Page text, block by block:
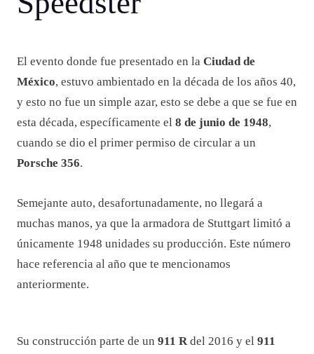
El evento donde fue presentado en la Ciudad de
México, estuvo ambientado en la década de los años 40,
y esto no fue un simple azar, esto se debe a que se fue en
esta década, específicamente el 8 de junio de 1948,
cuando se dio el primer permiso de circular a un
Porsche 356.
Semejante auto, desafortunadamente, no llegará a
muchas manos, ya que la armadora de Stuttgart limitó a
únicamente 1948 unidades su producción. Este número
hace referencia al año que te mencionamos
anteriormente.
Su construcción parte de un 911 Rdel 2016 y el 911